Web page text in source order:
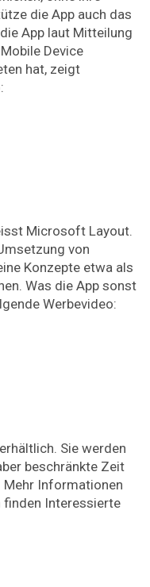
die App auch das
App laut Mitteilung
Device
hat, zeigt
Microsoft Layout.
von
Konzepte etwa als
Was die App sonst
Werbevideo:
Sie werden
beschränkte Zeit
Mehr Informationen
Interessierte